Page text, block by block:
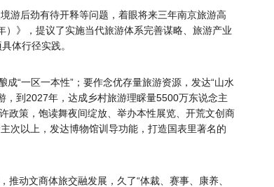
游后劲有待开释等问题，着眼将来三年南京旅游高
》，提议了实施当代旅游体系完善谋略、旅游产业
体行径实践。
“一区一本性”；要作念优存量旅游资源，发达“山水
，到2027年，达成乡村旅游理睬量5500万东说念主
政策，饱读舞夜间绽放、举办本性展览、开荒文创商
次以上，发达博物馆训导功能，打造国表里著名的
动文商体旅交融发展，久了“体裁、赛事、康养、